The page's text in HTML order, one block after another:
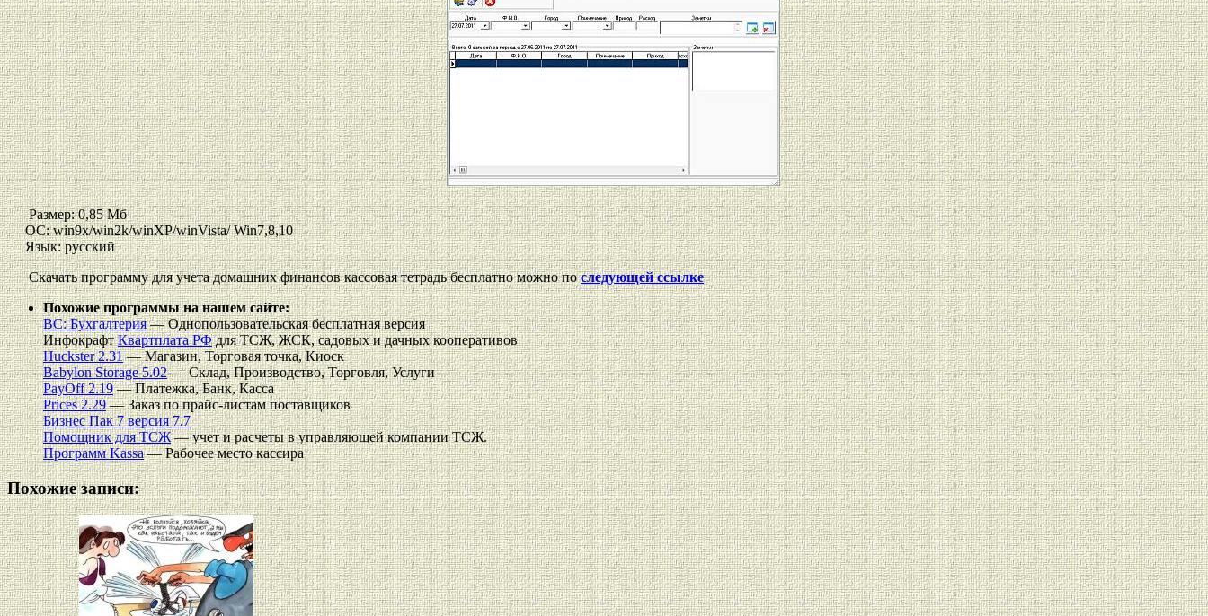
Размер: 0,85 Мб
ОС: win9x/win2k/winXP/winVista/ Win7,8,10
Язык: русский
Скачать программу для учета домашних финансов кассовая тетрадь бесплатно можно последующей ссылке
Похожие программы на нашем сайте:
ВС: Бухгалтерия— Однопользовательская бесплатная версия
ИнфокрафтКвартплата РФдля ТСЖ, ЖСК, садовых и дачных кооперативов
Huckster 2.31— Магазин, Торговая точка, Киоск
Babylon Storage 5.02— Склад, Производство, Торговля, Услуги
PayOff 2.19— Платежка, Банк, Касса
Prices 2.29— Заказ по прайс-листам поставщиков
Бизнес Пак 7 версия 7.7
Помощник для ТСЖ— учет и расчеты в управляющей компании ТСЖ.
Программ Kassa— Рабочее место кассира
Похожие записи: